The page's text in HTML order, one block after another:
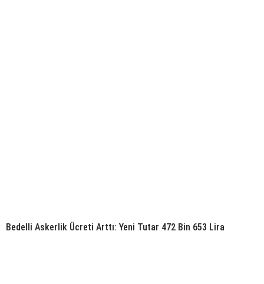
Bedelli Askerlik Ücreti Arttı: Yeni Tutar 472 Bin 653 Lira